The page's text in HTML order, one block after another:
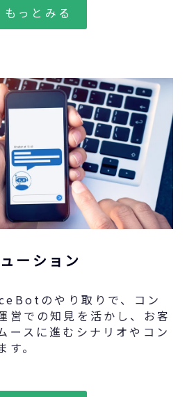
もっとみる
ーション
のやり取りで、コン
営での知見を活かし、お客
ースに進むシナリオやコン
。